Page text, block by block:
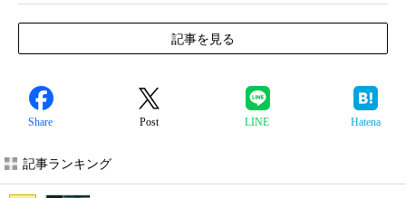
記事を見る
Share Post LINE Hatena
記事ランキング